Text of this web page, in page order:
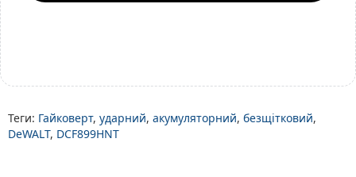
Теги: Гайковерт, ударний, акумуляторний, безщітковий,
DeWALT, DCF899HNT